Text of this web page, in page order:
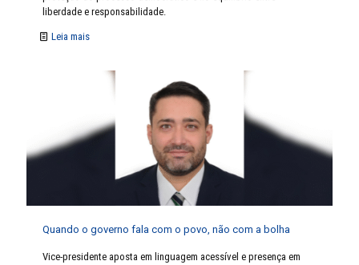
liberdade e responsabilidade.
Leia mais
Quando o governo fala com o povo, não com a bolha
Vice-presidente aposta em linguagem acessível e presença em